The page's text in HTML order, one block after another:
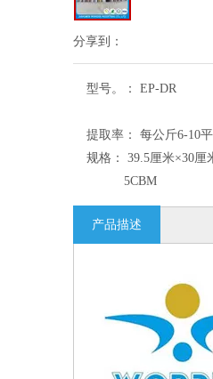
分享到：
型号。： EP-DR
提取率：
每公斤6-10
规格：
39.5厘米×30厘
5CBM
产品描述